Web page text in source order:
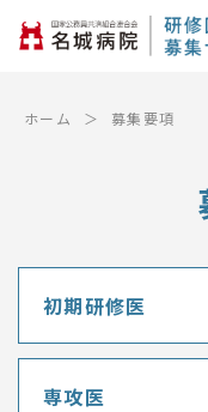
ホーム 募集要項
初期研修医
専攻医